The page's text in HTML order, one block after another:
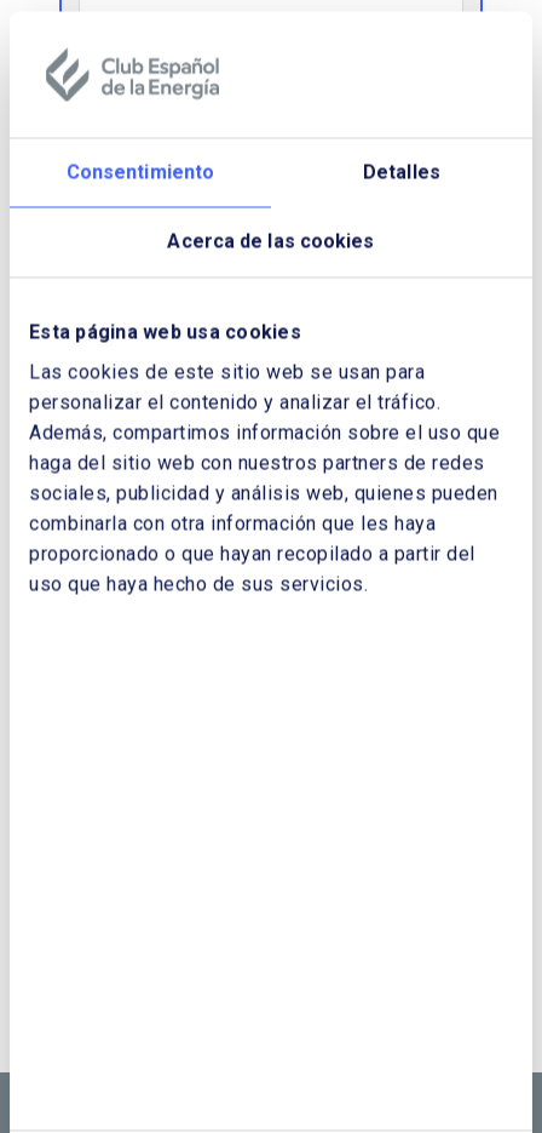
Consentimiento Detalles
Acerca de las cookies
Esta página web usa cookies
Las cookies de este sitio web se usan para
personalizar el contenido y analizar el tráfico.
Además, compartimos información sobre el uso que
haga del sitio web con nuestros partners de redes
sociales, publicidad y análisis web, quienes pueden
combinarla con otra información que les haya
proporcionado o que hayan recopilado a partir del
uso que haya hecho de sus servicios.
EMPRESA: